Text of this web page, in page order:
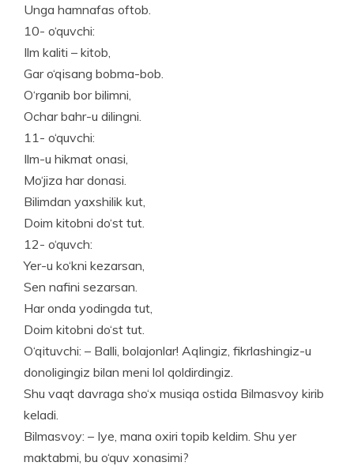
Unga hamnafas oftob.
10- o‘quvchi:
Ilm kaliti – kitob,
Gar o‘qisang bobma-bob.
O‘rganib bor bilimni,
Ochar bahr-u dilingni.
11- o‘quvchi:
Ilm-u hikmat onasi,
Mo‘jiza har donasi.
Bilimdan yaxshilik kut,
Doim kitobni do‘st tut.
12- o‘quvch:
Yer-u ko‘kni kezarsan,
Sen nafini sezarsan.
Har onda yodingda tut,
Doim kitobni do‘st tut.
O‘qituvchi: – Balli, bolajonlar! Aqlingiz, fikrlashingiz-u
donoligingiz bilan meni lol qoldirdingiz.
Shu vaqt davraga sho‘x musiqa ostida Bilmasvoy kirib
keladi.
Bilmasvoy: – Iye, mana oxiri topib keldim. Shu yer
maktabmi, bu o‘quv xonasimi?